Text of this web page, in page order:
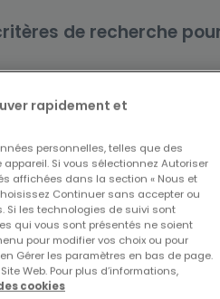
de recherche
Achat
Estimation
Conseils
rapidement et
personnelles, telles que des
Si vous sélectionnez Autoriser
affichées dans la section « Nous et
Continuer sans accepter ou
Si les technologies de suivi sont
qui vous sont présentés ne soient
pour modifier vos choix ou pour
Gérer les paramètres en bas de page.
Web. Pour plus d’informations,
cookies